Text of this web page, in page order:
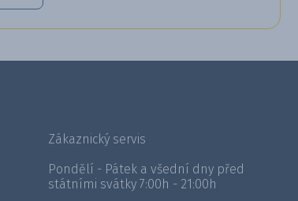
Zákaznický servis
Pondělí - Pátek a všední dny před
státními svátky 7:00h - 21:00h